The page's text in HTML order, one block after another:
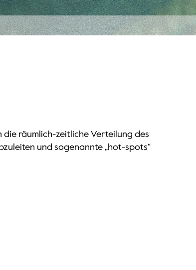
räumlich-zeitliche Verteilung des
und sogenannte „hot-spots“